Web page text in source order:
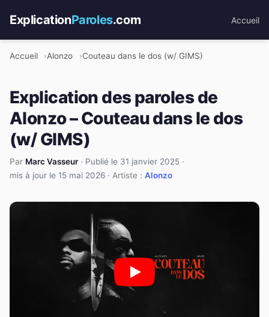
ExplicationParoles.com Accueil
Accueil Alonzo Couteau dans le dos (w/ GIMS)
Explication des paroles de
Alonzo – Couteau dans le dos
(w/ GIMS)
Par Marc Vasseur· Publié le 31 janvier 2025 ·
mis à jour le 15 mai 2026 · Artiste : Alonzo